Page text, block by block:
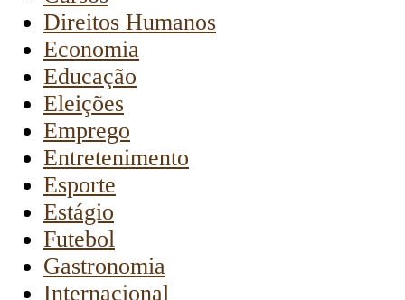
Direitos Humanos
Economia
Educação
Eleições
Emprego
Entretenimento
Esporte
Estágio
Futebol
Gastronomia
Internacional